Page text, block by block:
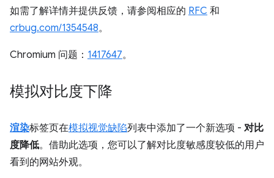
如需了解详情并提供反馈，请参阅相应的 RFC 和
crbug.com/1354548。
Chromium 问题： 1417647。
模拟对比度下降
渲染标签页在模拟视觉缺陷列表中添加了一个新选项 - 对比
度降低。借助此选项，您可以了解对比度敏感度较低的用户
看到的网站外观。